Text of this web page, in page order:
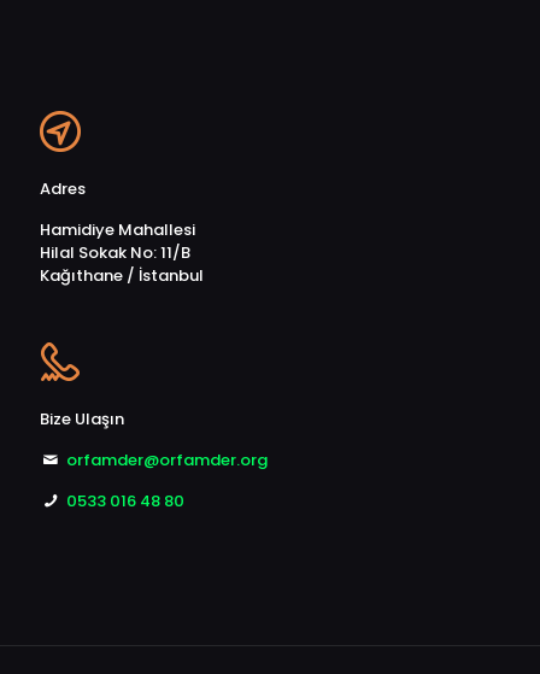
Adres
Hamidiye Mahallesi
Hilal Sokak No: 11/B
Kağıthane / İstanbul
Bize Ulaşın
orfamder@orfamder.org
0533 016 48 80